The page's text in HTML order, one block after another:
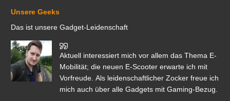
Unsere Geeks
Das ist unsere Gadget-Leidenschaft
Aktuell interessiert mich vor allem das Thema E-
Mobilität; die neuen E-Scooter erwarte ich mit
Vorfreude. Als leidenschaftlicher Zocker freue ich
mich auch über alle Gadgets mit Gaming-Bezug.